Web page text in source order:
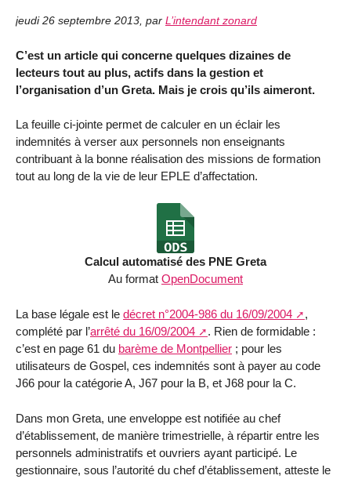
jeudi 26 septembre 2013 par L’intendant zonard
C’est un article qui concerne quelques dizaines de
lecteurs tout au plus, actifs dans la gestion et
l’organisation d’un Greta. Mais je crois qu’ils aimeront.
La feuille ci-jointe permet de calculer en un éclair les
indemnités à verser aux personnels non enseignants
contribuant à la bonne réalisation des missions de formation
tout au long de la vie de leur EPLE d’affectation.
Calcul automatisé des PNE Greta
Au format OpenDocument
La base légale est le décret n°2004-986 du 16/09/2004
,
complété par l’arrêté du 16/09/2004
. Rien de formidable :
c’est en page 61 du barème de Montpellier ; pour les
utilisateurs de Gospel, ces indemnités sont à payer au code
J66 pour la catégorie A, J67 pour la B, et J68 pour la C.
Dans mon Greta, une enveloppe est notifiée au chef
d’établissement, de manière trimestrielle, à répartir entre les
personnels administratifs et ouvriers ayant participé. Le
gestionnaire, sous l’autorité du chef d’établissement, atteste le